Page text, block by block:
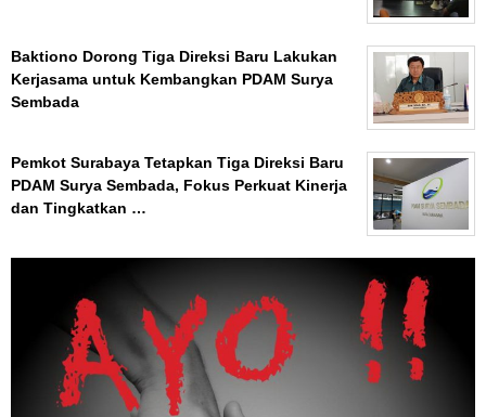
Baktiono Dorong Tiga Direksi Baru Lakukan
Kerjasama untuk Kembangkan PDAM Surya
Sembada
Pemkot Surabaya Tetapkan Tiga Direksi Baru
PDAM Surya Sembada, Fokus Perkuat Kinerja
dan Tingkatkan …